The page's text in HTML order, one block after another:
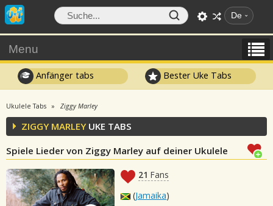
De
Menu
Anfänger tabs Bester Uke Tabs
Ukulele Tabs Ziggy Marley
ZIGGY MARLEYUKE TABS
Spiele Lieder von Ziggy Marley auf deiner Ukulele
21 Fans
(Jamaika)